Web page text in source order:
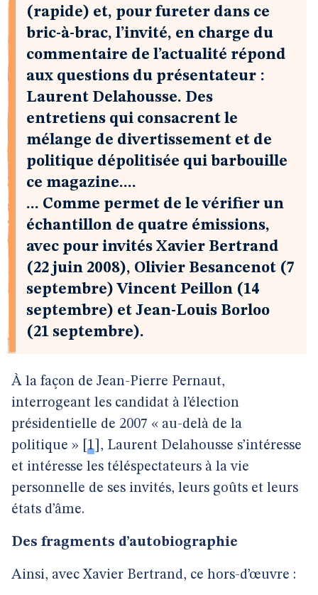
(rapide) et, pour fureter dans ce
bric-à-brac, l’invité, en charge du
commentaire de l’actualité répond
aux questions du présentateur :
Laurent Delahousse. Des
entretiens qui consacrent le
mélange de divertissement et de
politique dépolitisée qui barbouille
ce magazine....
... Comme permet de le vérifier un
échantillon de quatre émissions,
avec pour invités Xavier Bertrand
(22 juin 2008), Olivier Besancenot (7
septembre) Vincent Peillon (14
septembre) et Jean-Louis Borloo
(21 septembre).
À la façon de Jean-Pierre Pernaut,
interrogeant les candidat à l’élection
présidentielle de 2007 « au-delà de la
politique »
1 , Laurent Delahousse s’intéresse
et intéresse les téléspectateurs à la vie
personnelle de ses invités, leurs goûts et leurs
états d’âme.
Des fragments d’autobiographie
Ainsi, avec Xavier Bertrand, ce hors-d’œuvre :